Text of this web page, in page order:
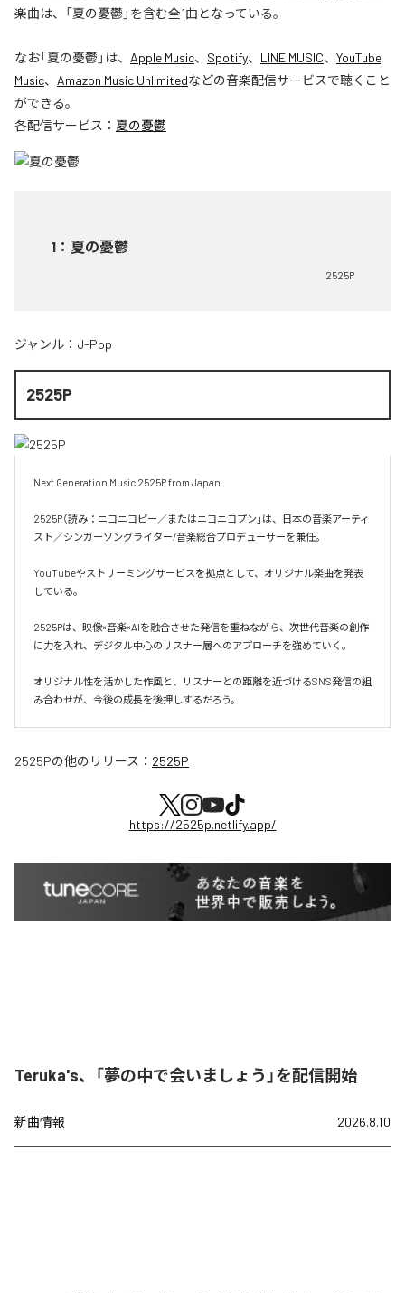
楽曲は、「夏の憂鬱」を含む全1曲となっている。
なお「夏の憂鬱 」は、 Apple Music、 Spotify、 LINE MUSIC、 YouTube
Music、 Amazon Music Unlimitedなどの音楽配信サービスで聴くこと
ができる。
各配信サービス： 夏の憂鬱
1 ： 夏の憂鬱
2525P
ジャンル： J-Pop
2525P
Next Generation Music 2525P from Japan.
2525P（読み：ニコニコピー／またはニコニコプン」は、日本の音楽アーティ
スト／シンガーソングライター/音楽総合プロデューサーを兼任。
YouTubeやストリーミングサービスを拠点として、オリジナル楽曲を発表
している。
2525Pは、映像×音楽×AIを融合させた発信を重ねながら、次世代音楽の創作
に力を入れ、デジタル中心のリスナー層へのアプローチを強めていく。
オリジナル性を活かした作風と、リスナーとの距離を近づけるSNS発信の組
み合わせが、今後の成長を後押しするだろう。
2525Pの他のリリース： 2525P
https://2525p.netlify.app/
Teruka's、「夢の中で会いましょう」を配信開始
新曲情報 2026.8.10